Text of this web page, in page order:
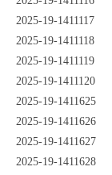
2025-19-1411117
2025-19-1411118
2025-19-1411119
2025-19-1411120
2025-19-1411625
2025-19-1411626
2025-19-1411627
2025-19-1411628